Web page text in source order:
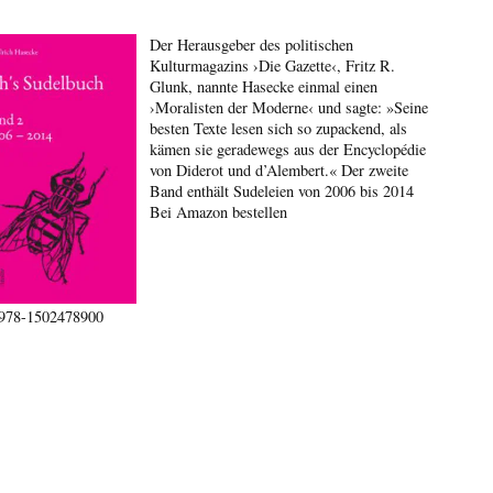
1502478900
Der Herausgeber des politischen
Kulturmagazins ›Die Gazette‹, Fritz R.
Glunk, nannte Hasecke einmal einen
›Moralisten der Moderne‹ und sagte: »Seine
besten Texte lesen sich so zupackend, als
kämen sie geradewegs aus der Encyclopédie
von Diderot und d’Alembert.« Der zweite
Band enthält Sudeleien von 2006 bis 2014
Bei Amazon bestellen